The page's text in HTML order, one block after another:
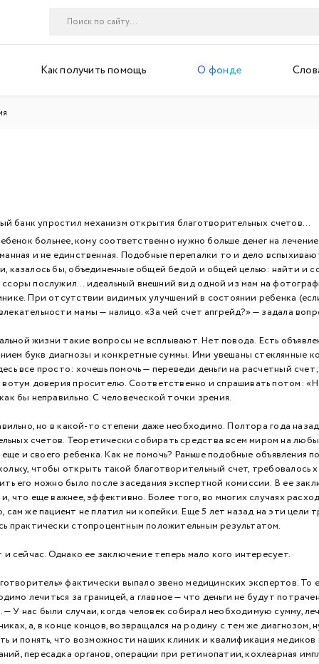
Как получить помощь О фонде
банк упростил механизм открытия благотворительных счетов…
больнее, кому соответственно нужно больше денег на
и не единственная. Подобные перепалки то и дело
казалось бы, объединенные общей бедой и общей целью: найти и
послужил… идеальный внешний вид одной из мам на
При отсутствии видимых улучшений в состоянии ребенка
мамы — налицо. «За чей счет апгрейд?» — задала
жизни такие вопросы не всплывают. Нет повода. Есть
букв диагнозы и конкретные суммы. Ими увешаны стеклянные
все просто: хочешь помочь — переведи деньги на расчетный
доверия просителю. Соответственно и спрашивать потом:
бы неправильно. С человеческой точки зрения.
но в какой-то степени даже необходимо. Полтора года
счетов. Теоретически собирать средства всем миром на
и своего ребенка. Как не помочь? Раньше подобные объявления
чтобы открыть такой благотворительный счет, требовалось
его можно было после заседания экспертной комиссии. В ее
что еще важнее, эффективно. Более того, во многих случаях
сам же пациент не платил ни копейки. Еще 5 лет назад на эти
практически стопроцентным положительным результатом.
сейчас. Однако ее заключение теперь мало кого интересует.
фактически выпало звено медицинских экспертов. То
лечиться за границей, а главное — что деньги не будут
У нас были случаи, когда человек собирал необходимую сумму,
а, в конце концов, возвращался на родину с тем же диагнозом,
и понять, что возможности наших клиник и квалификация
пересадка органов, операции при ретинопатии, кохлеарная